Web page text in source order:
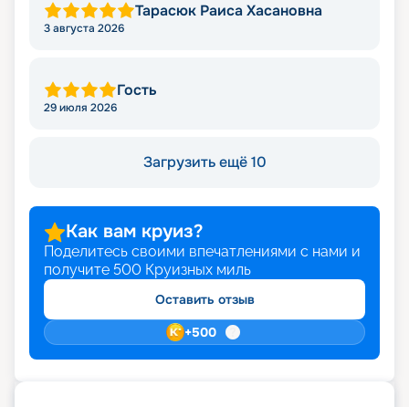
Тарасюк Раиса Хасановна
3 августа 2026
Гость
29 июля 2026
Загрузить ещё 10
Как вам круиз?
Поделитесь своими впечатлениями с нами и
получите 500 Круизных миль
Оставить отзыв
+500